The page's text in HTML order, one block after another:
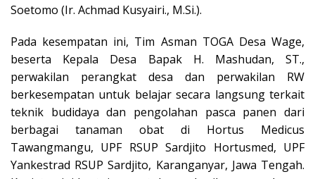
Soetomo (Ir. Achmad Kusyairi., M.Si.).
Pada kesempatan ini, Tim Asman TOGA Desa Wage,
beserta Kepala Desa Bapak H. Mashudan, ST.,
perwakilan perangkat desa dan perwakilan RW
berkesempatan untuk belajar secara langsung terkait
teknik budidaya dan pengolahan pasca panen dari
berbagai tanaman obat di Hortus Medicus
Tawangmangu, UPF RSUP Sardjito Hortusmed, UPF
Yankestrad RSUP Sardjito, Karanganyar, Jawa Tengah.